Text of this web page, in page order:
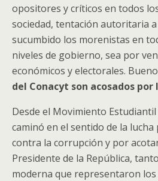
opositores y críticos en todos
sociedad, tentación autoritaria
sucumbido los morenistas en
niveles de gobierno, sea por
económicos y electorales.
del Conacyt son acosados por
Desde el Movimiento Estudiantil
caminó en el sentido de la lucha
contra la corrupción y por
Presidente de la República,
moderna que representaron los